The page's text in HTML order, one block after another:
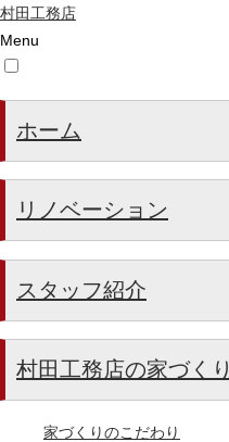
村田工務店
Menu
ホーム
リノベーション
スタッフ紹介
村田工務店の家づくり
家づくりのこだわり